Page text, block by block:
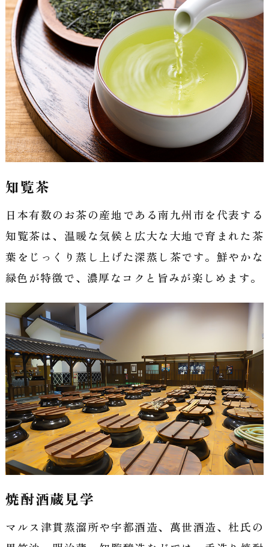
知覧茶
日本有数のお茶の産地である南九州市を代表する
知覧茶は、温暖な気候と広大な大地で育まれた茶
葉をじっくり蒸し上げた深蒸し茶です。鮮やかな
緑色が特徴で、濃厚なコクと旨みが楽しめます。
焼酎酒蔵見学
マルス津貫蒸溜所や宇都酒造、萬世酒造、杜氏の